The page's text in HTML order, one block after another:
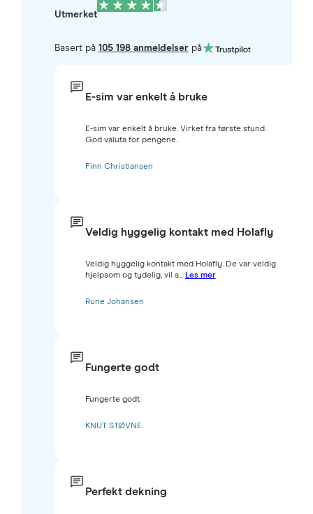
Utmerket
Basert på 105 198 anmeldelserpå
E-sim var enkelt å bruke
E-sim var enkelt å bruke. Virket fra første stund.
God valuta for pengene.
Finn Christiansen
Veldig hyggelig kontakt med Holafly
Veldig hyggelig kontakt med Holafly. De var veldig
hjelpsom og tydelig, vil a... Les mer
Rune Johansen
Fungerte godt
Fungerte godt
KNUT STØVNE
Perfekt dekning